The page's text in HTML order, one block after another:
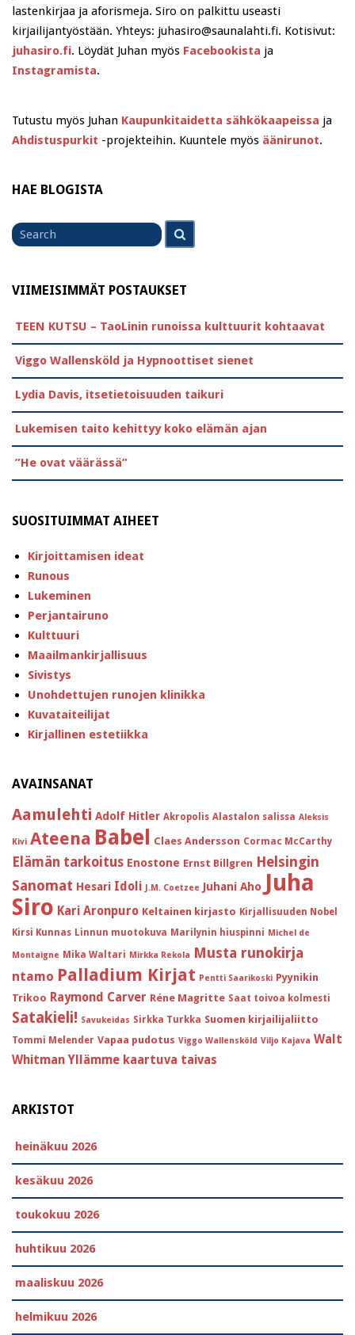
lastenkirjaa ja aforismeja. Siro on palkittu useasti
kirjailijantyöstään. Yhteys: juhasiro@saunalahti.fi. Kotisivut:
juhasiro.fi. Löydät Juhan myös Facebookista ja
Instagramista.
Tutustu myös Juhan Kaupunkitaidetta sähkökaapeissa ja
Ahdistuspurkit -projekteihin. Kuuntele myös äänirunot.
HAE BLOGISTA
Search
for
VIIMEISIMMÄT POSTAUKSET
TEEN KUTSU – TaoLinin runoissa kulttuurit kohtaavat
Viggo Wallensköld ja Hypnoottiset sienet
Lydia Davis, itsetietoisuuden taikuri
Lukemisen taito kehittyy koko elämän ajan
”He ovat väärässä”
SUOSITUIMMAT AIHEET
Kirjoittamisen ideat
Runous
Lukeminen
Perjantairuno
Kulttuuri
Maailmankirjallisuus
Sivistys
Unohdettujen runojen klinikka
Kuvataiteilijat
Kirjallinen estetiikka
AVAINSANAT
Aamulehti Adolf Hitler Akropolis Alastalon salissa Aleksis
Kivi Ateena Babel Claes Andersson Cormac McCarthy
Elämän tarkoitus Enostone Ernst Billgren Helsingin
Sanomat Hesari Idoli J.M. Coetzee Juhani Aho Juha
Siro Kari Aronpuro Keltainen kirjasto Kirjallisuuden Nobel
Kirsi Kunnas Linnun muotokuva Marilynin hiuspinni Michel de
Montaigne Mika Waltari Mirkka Rekola Musta runokirja
ntamo Palladium Kirjat Pentti Saarikoski Pyynikin
Trikoo Raymond Carver Réne Magritte Saat toivoa kolmesti
Satakieli! Savukeidas Sirkka Turkka Suomen kirjailijaliitto
Tommi Melender Vapaa pudotus Viggo Wallensköld Viljo Kajava Walt
Whitman Yllämme kaartuva taivas
ARKISTOT
heinäkuu 2026
kesäkuu 2026
toukokuu 2026
huhtikuu 2026
maaliskuu 2026
helmikuu 2026